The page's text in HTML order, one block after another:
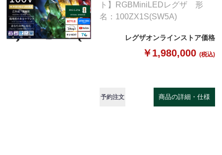
ト】RGBMiniLEDレグザ 形
名：100ZX1S(SW5A)
レグザオンラインストア価格
￥1,980,000 (税込)
予約注文 商品の詳細・仕様